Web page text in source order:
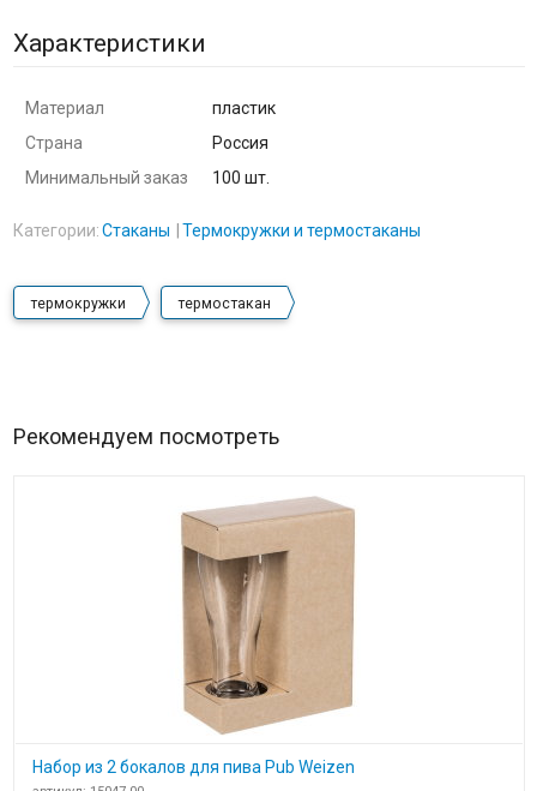
Характеристики
Материал
пластик
Страна
Россия
Минимальный заказ
100 шт.
Категории:Стаканы Термокружки и термостаканы
термокружки термостакан
Рекомендуем посмотреть
Набор из 2 бокалов для пива Pub Weizen